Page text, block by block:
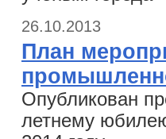
26.10.2013
План
Опубликован
летнему